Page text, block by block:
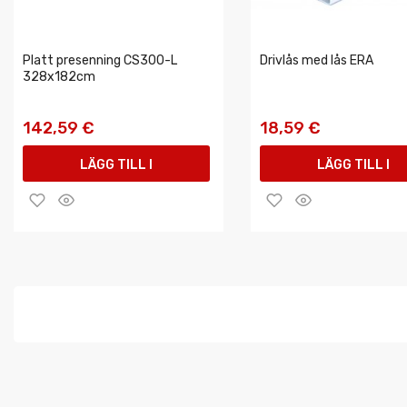
Platt presenning CS300-L
328x182cm
142,59 €
LÄGG TILL I
VARUKORGEN
Drivlås med lås ERA
18,59 €
LÄGG TILL I
VARUKORGEN